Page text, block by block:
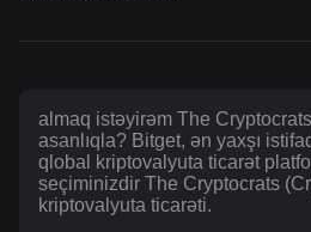
almaq istəyirəm The
asanlıqla? Bitget, ən yaxşı
qlobal kriptovalyuta ticarət
seçiminizdir The Cryptocrats
kriptovalyuta ticarəti.